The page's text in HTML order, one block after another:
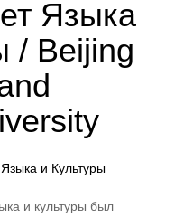
Языка
/ Beijing
и культуры был